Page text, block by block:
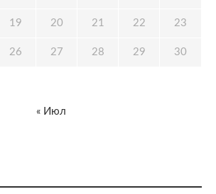
19 20 21 22 23
26 27 28 29 30
« Июл